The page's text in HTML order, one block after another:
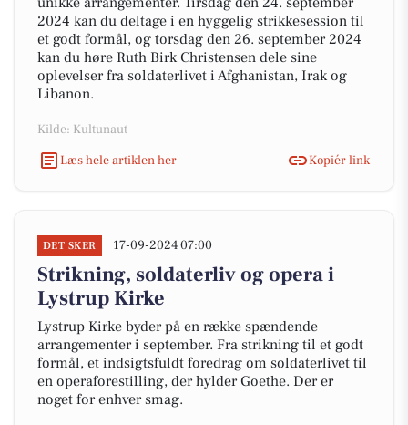
2024 kan du deltage i en hyggelig strikkesession til
et godt formål, og torsdag den 26. september 2024
kan du høre Ruth Birk Christensen dele sine
oplevelser fra soldaterlivet i Afghanistan, Irak og
Libanon.
Kilde: Kultunaut
Læs hele artiklen her
Kopiér link
DET SKER 17-09-2024 07:00
Strikning, soldaterliv og opera i
Lystrup Kirke
Lystrup Kirke byder på en række spændende
arrangementer i september. Fra strikning til et godt
formål, et indsigtsfuldt foredrag om soldaterlivet til
en operaforestilling, der hylder Goethe. Der er
noget for enhver smag.